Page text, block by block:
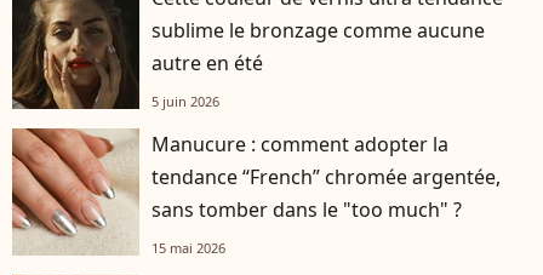
sublime le bronzage comme aucune
autre en été
5 juin 2026
Manucure : comment adopter la
tendance “French” chromée argentée,
sans tomber dans le "too much" ?
15 mai 2026